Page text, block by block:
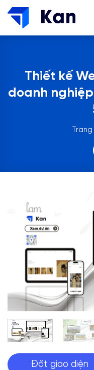
Bỏ
qua
nội
Thiết kế
doanh
Đặt giao diện